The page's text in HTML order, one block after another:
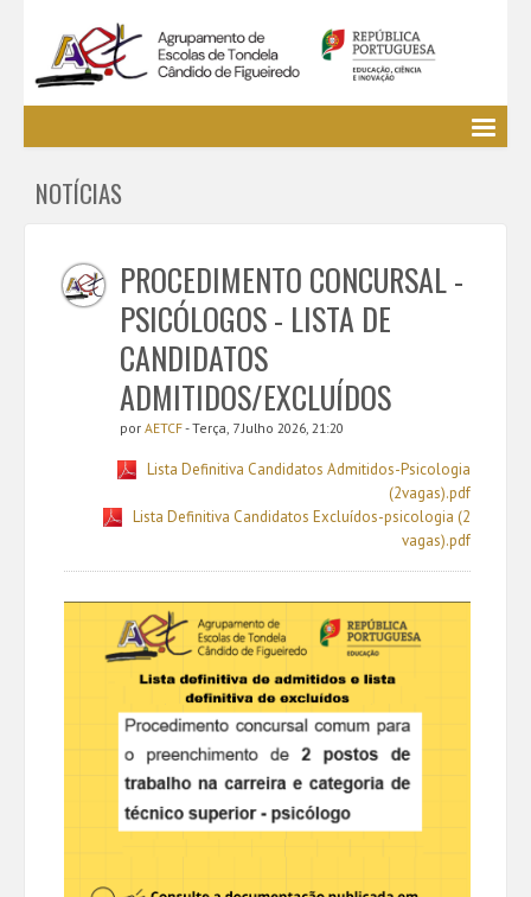
EE / Alunos
Cursos Profissionais
Bibliotecas
Media AETCF
Legislação
Utilizador não identificado. (Entrar)
NOTÍCIAS
PROCEDIMENTO CONCURSAL -
PSICÓLOGOS - LISTA DE
CANDIDATOS
ADMITIDOS/EXCLUÍDOS
por AETCF- Terça, 7 Julho 2026, 21:20
Lista Definitiva Candidatos Admitidos-Psicologia
(2vagas).pdf
Lista Definitiva Candidatos Excluídos-psicologia (2
vagas).pdf